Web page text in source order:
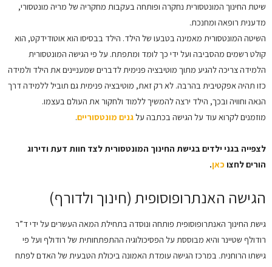
שיטת החינוך המונטסורית נחקרה ופותחה בעקבות מחקריה של מריה מונטסורי,
מדענית רופאה ומחנכת.
השיטה המונטסורית מאמינה בטבעו של הילד. הילד בבסיסו הוא אוטודידקט, הוא
קולט רשמים מהסביבה ועל ידי כך לומד ומתפתח. על פי הגישה המונטסורית
הלמידה צריכה להגיע מתוך מוטיבציה פנימית לדברים שמעניינים את הילד ולמידה
כזו תהיה אפקטיבית בהרבה. לא רק זאת, מוטיבציה פנימית גם תוביל ללמידה דרך
הנאה וחוויה ובכך, הילד ירצה להמשיך ללמוד ולחקור את העולם בעצמו.
מוזמנים לקרוא עוד על הגישה בכתבה עלגנים מונטסוריים.
לצפייה בגני ילדים בגישת החינוך המונטסורית לצד חוות דעת ודירוג
הורים לחצו כאן.
הגישה האנתרופוסופית (חינוך ולדורף)
גישת החינוך האנתרופוסופית פותחה ונוסדה בתחילת המאה העשרים על ידי ד”ר
רודולף שטיינר והיא מבוססת על הפסיכולוגיה ההתפתחותית של רודולף ועל פי
גישתו הרוחנית. במרכז הגישה עומדת האמונה ביכולת הטבעית של האדם לפתח